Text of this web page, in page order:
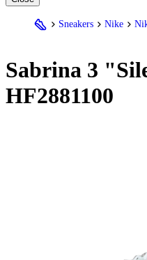
Sneakers Nike
Sabrina 3
HF2881100